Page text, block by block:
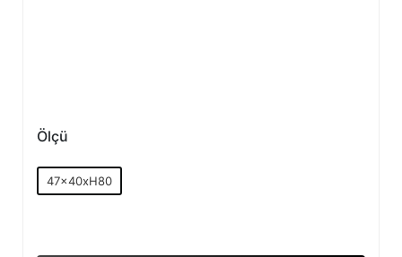
Ölçü
47x40xH80